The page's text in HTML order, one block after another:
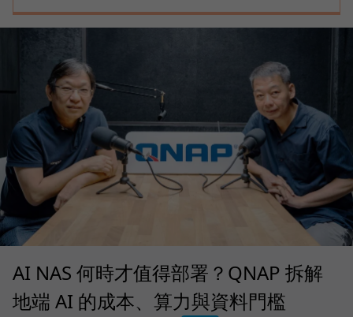
AI NAS 何時才值得部署？QNAP 拆解
地端 AI 的成本、算力與資料門檻